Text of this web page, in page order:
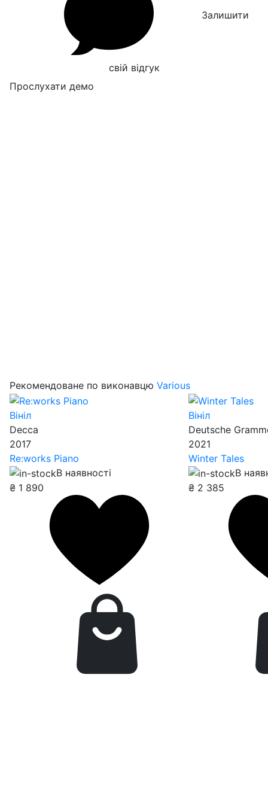
Залишити
свій відгук
Прослухати демо
Рекомендоване по виконавцю Various
Вініл
Decca
2017
Re:works Piano
В наявності
₴ 1 890
Вініл
Deutsche
2021
Winter Tales
В
₴ 2 385